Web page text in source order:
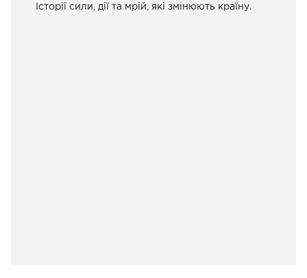
Історії сили, дії та мрій, які змінюють країну.